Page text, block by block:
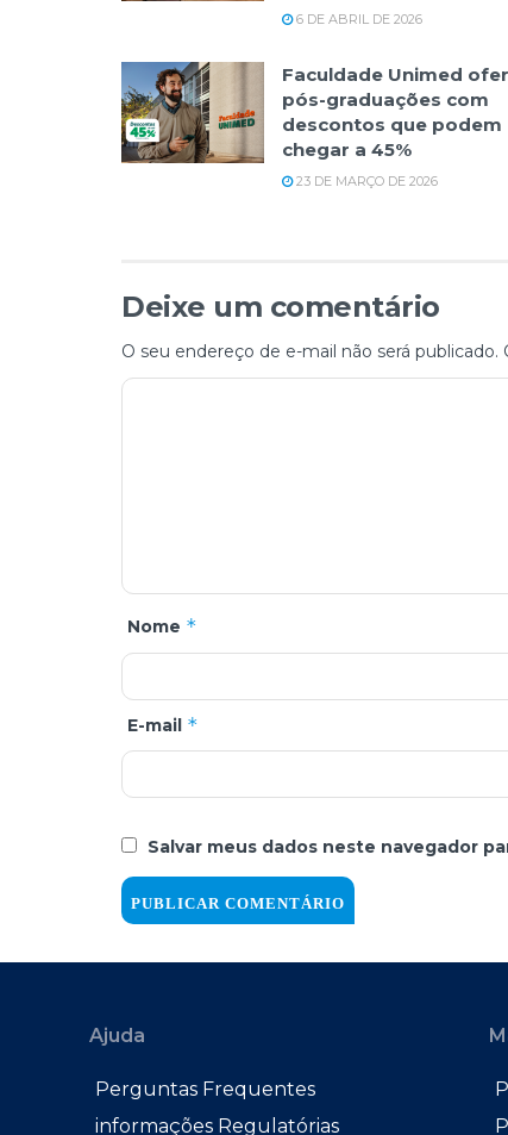
6 DE ABRIL DE 2026
Faculdade Unimed
pós-graduações com
descontos que podem
chegar a 45%
23 DE MARÇO DE 2026
Deixe um comentário
O seu endereço de e-mail não será publicado.
Nome *
E-mail *
Salvar meus dados neste navegador
Ajuda
Perguntas Frequentes
informações Regulatórias